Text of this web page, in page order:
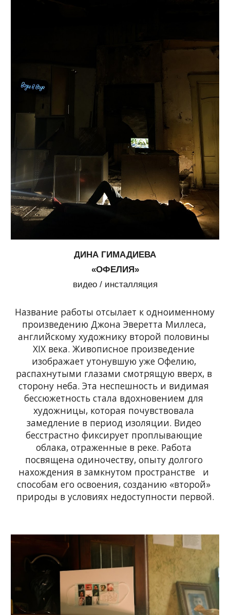
ДИНА ГИМАДИЕВА
«ОФЕЛИЯ»
видео / инсталляция
Название работы отсылает к одноименному
произведению Джона Эверетта Миллеса,
английскому художнику второй половины
XIX века. Живописное произведение
изображает утонувшую уже Офелию,
распахнутыми глазами смотрящую вверх, в
сторону неба. Эта неспешность и видимая
бессюжетность стала вдохновением для
художницы, которая почувствовала
замедление в период изоляции. Видео
бесстрастно фиксирует проплывающие
облака, отраженные в реке. Работа
посвящена одиночеству, опыту долгого
нахождения в замкнутом пространстве   и
способам его освоения, созданию «второй»
природы в условиях недоступности первой.